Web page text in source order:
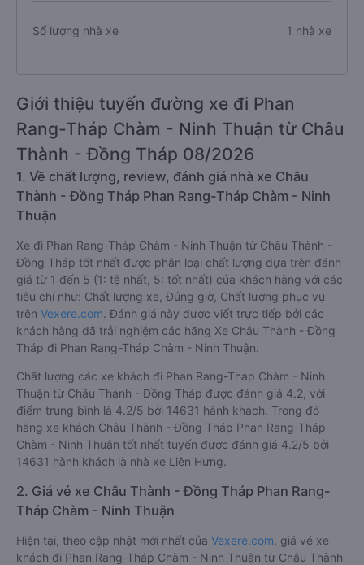
Số lượng nhà xe 1 nhà xe
Giới thiệu tuyến đường xe đi Phan
Rang-Tháp Chàm - Ninh Thuận từ Châu
Thành - Đồng Tháp 08/2026
1. Về chất lượng, review, đánh giá nhà xe Châu
Thành - Đồng Tháp Phan Rang-Tháp Chàm - Ninh
Thuận
Xe đi Phan Rang-Tháp Chàm - Ninh Thuận từ Châu Thành -
Đồng Tháp tốt nhất được phân loại chất lượng dựa trên đánh
giá từ 1 đến 5 (1: tệ nhất, 5: tốt nhất) của khách hàng với các
tiêu chí như: Chất lượng xe, Đúng giờ, Chất lượng phục vụ
trên Vexere.com. Đánh giá này được viết trực tiếp bởi các
khách hàng đã trải nghiệm các hãng Xe Châu Thành - Đồng
Tháp đi Phan Rang-Tháp Chàm - Ninh Thuận.
Chất lượng các xe khách đi Phan Rang-Tháp Chàm - Ninh
Thuận từ Châu Thành - Đồng Tháp được đánh giá 4.2, với
điểm trung bình là 4.2/5 bởi 14631 hành khách. Trong đó
hãng xe khách Châu Thành - Đồng Tháp Phan Rang-Tháp
Chàm - Ninh Thuận tốt nhất tuyến được đánh giá 4.2/5 bởi
14631 hành khách là nhà xe Liên Hưng.
2. Giá vé xe Châu Thành - Đồng Tháp Phan Rang-
Tháp Chàm - Ninh Thuận
Hiện tại, theo cập nhật mới nhất của Vexere.com , giá vé xe
khách đi Phan Rang-Tháp Chàm - Ninh Thuận từ Châu Thành